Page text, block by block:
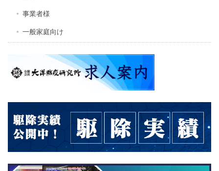
事業者様
一般家庭向け